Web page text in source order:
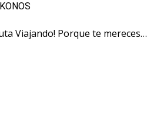
Viajando! Porque te mereces…